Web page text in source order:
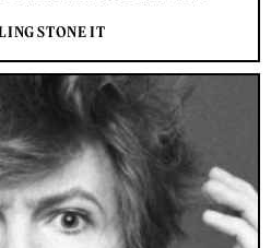
STONE IT